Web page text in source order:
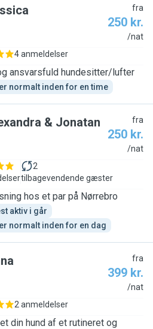
fra
250 kr.
/nat
4 anmeldelser
ansvarsfuld hundesitter/lufter
normalt inden for en time
& Jonatan fra
250 kr.
/nat
2
tilbagevendende gæster
hos et par på Nørrebro
aktiv i går
normalt inden for en dag
fra
399 kr.
/nat
2 anmeldelser
din hund af et rutineret og